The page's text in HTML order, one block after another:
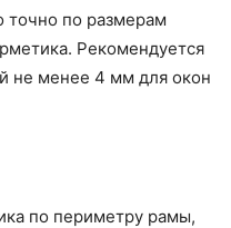
точно по размерам
Рекомендуется
не менее 4 мм для окон
по периметру рамы,